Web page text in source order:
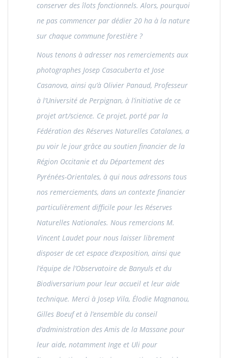
conserver des îlots fonctionnels. Alors, pourquoi
ne pas commencer par dédier 20 ha à la nature
sur chaque commune forestière ?
Nous tenons à adresser nos remerciements aux
photographes Josep Casacuberta et Jose
Casanova, ainsi qu’à Olivier Panaud, Professeur
à l’Université de Perpignan, à l’initiative de ce
projet art/science. Ce projet, porté par la
Fédération des Réserves Naturelles Catalanes, a
pu voir le jour grâce au soutien financier de la
Région Occitanie et du Département des
Pyrénées-Orientales, à qui nous adressons tous
nos remerciements, dans un contexte financier
particulièrement difficile pour les Réserves
Naturelles Nationales. Nous remercions M.
Vincent Laudet pour nous laisser librement
disposer de cet espace d’exposition, ainsi que
l’équipe de l’Observatoire de Banyuls et du
Biodiversarium pour leur accueil et leur aide
technique. Merci à Josep Vila, Élodie Magnanou,
Gilles Boeuf et à l’ensemble du conseil
d’administration des Amis de la Massane pour
leur aide, notamment Inge et Uli pour